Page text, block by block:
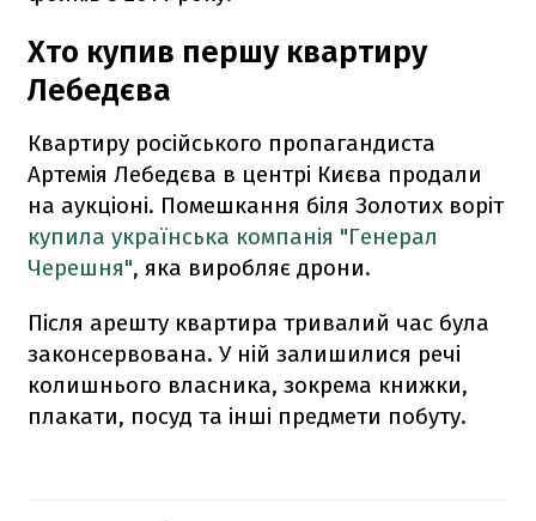
Хто купив першу квартиру
Лебедєва
Квартиру російського пропагандиста
Артемія Лебедєва в центрі Києва продали
на аукціоні. Помешкання біля Золотих воріт
купила українська компанія "Генерал
Черешня", яка виробляє дрони.
Після арешту квартира тривалий час була
законсервована. У ній залишилися речі
колишнього власника, зокрема книжки,
плакати, посуд та інші предмети побуту.